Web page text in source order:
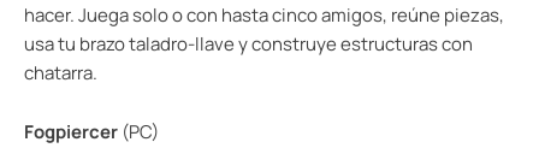
hacer. Juega solo o con hasta cinco amigos, reúne piezas,
usa tu brazo taladro-llave y construye estructuras con
chatarra.
Fogpiercer (PC)